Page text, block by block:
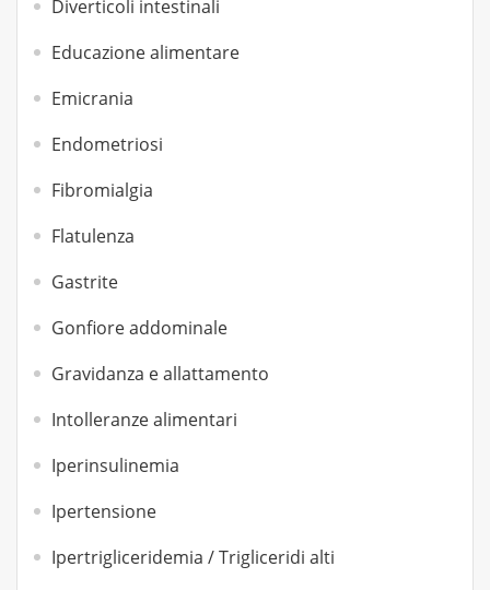
Diverticoli intestinali
Educazione alimentare
Emicrania
Endometriosi
Fibromialgia
Flatulenza
Gastrite
Gonfiore addominale
Gravidanza e allattamento
Intolleranze alimentari
Iperinsulinemia
Ipertensione
Ipertrigliceridemia / Trigliceridi alti